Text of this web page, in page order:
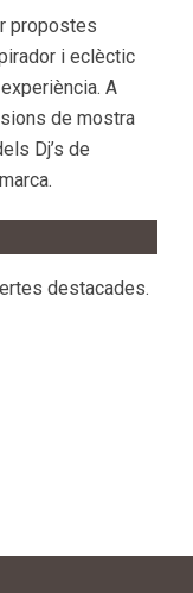
propostes
i eclèctic
A
de mostra
Dj’s de
destacades.